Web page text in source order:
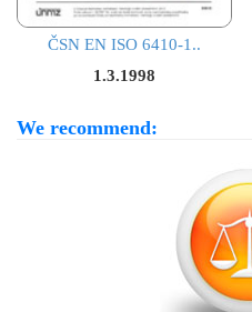
ČSN EN ISO 6410-1..
1.3.1998
We recommend: